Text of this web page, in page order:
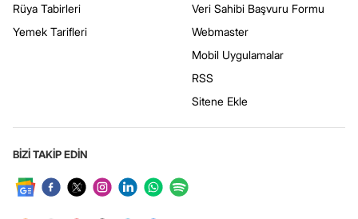
Rüya Tabirleri
Yemek Tarifleri
Veri Sahibi Başvuru Formu
Webmaster
Mobil Uygulamalar
RSS
Sitene Ekle
BİZİ TAKİP EDİN